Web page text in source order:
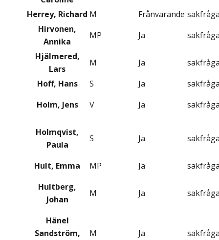
Herrey, Richard M Frånvarande
Hirvonen,
Annika
MP Ja
Hjälmered,
Lars
M Ja
Hoff, Hans
S Ja
Holm, Jens
V Ja
Holmqvist,
Paula
S Ja
Hult, Emma MP Ja
Hultberg,
Johan
M Ja
Hänel
Sandström,
M Ja